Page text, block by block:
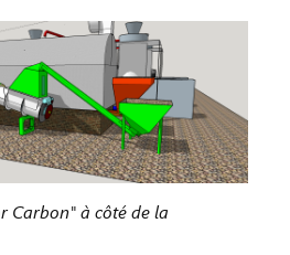
Carbon" à côté de la